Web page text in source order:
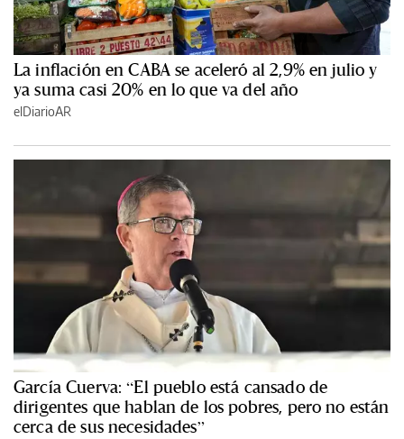
La inflación en CABA se aceleró al 2,9% en julio y
ya suma casi 20% en lo que va del año
elDiarioAR
García Cuerva: “El pueblo está cansado de
dirigentes que hablan de los pobres, pero no están
cerca de sus necesidades”